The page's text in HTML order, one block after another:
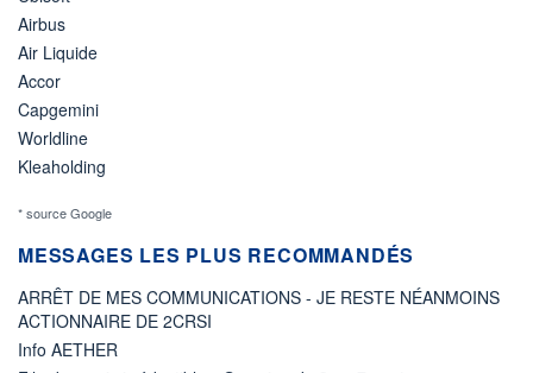
Airbus
Air Liquide
Accor
Capgemini
Worldline
Kleaholding
* source Google
MESSAGES LES PLUS RECOMMANDÉS
ARRÊT DE MES COMMUNICATIONS - JE RESTE NÉANMOINS
ACTIONNAIRE DE 2CRSI
Info AETHER